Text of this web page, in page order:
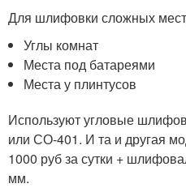
Для шлифовки сложных
Углы комнат
Места под батареями
Места у плинтусов
Используют угловые
или СО-401. И та и другая
1000 руб за сутки +
мм.